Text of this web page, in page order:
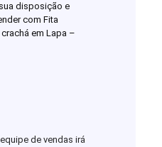
disposição e
com Fita
em Lapa –
de vendas irá